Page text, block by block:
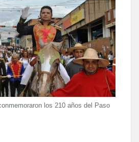
los 210 años del Paso